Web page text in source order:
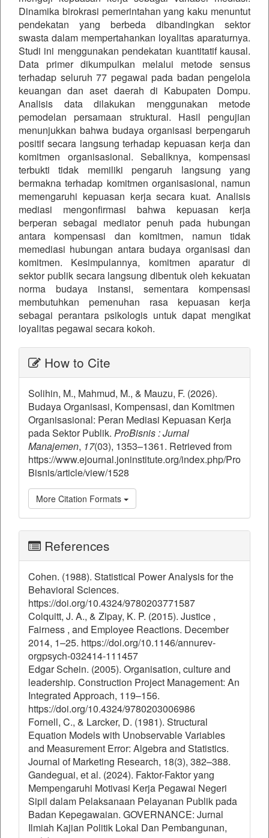
Dinamika birokrasi pemerintahan yang kaku menuntut
pendekatan yang berbeda dibandingkan sektor
swasta dalam mempertahankan loyalitas aparaturnya.
Studi ini menggunakan pendekatan kuantitatif kausal.
Data primer dikumpulkan melalui metode sensus
terhadap seluruh 77 pegawai pada badan pengelola
keuangan dan aset daerah di Kabupaten Dompu.
Analisis data dilakukan menggunakan metode
pemodelan persamaan struktural. Hasil pengujian
menunjukkan bahwa budaya organisasi berpengaruh
positif secara langsung terhadap kepuasan kerja dan
komitmen organisasional. Sebaliknya, kompensasi
terbukti tidak memiliki pengaruh langsung yang
bermakna terhadap komitmen organisasional, namun
memengaruhi kepuasan kerja secara kuat. Analisis
mediasi mengonfirmasi bahwa kepuasan kerja
berperan sebagai mediator penuh pada hubungan
antara kompensasi dan komitmen, namun tidak
memediasi hubungan antara budaya organisasi dan
komitmen. Kesimpulannya, komitmen aparatur di
sektor publik secara langsung dibentuk oleh kekuatan
norma budaya instansi, sementara kompensasi
membutuhkan pemenuhan rasa kepuasan kerja
sebagai perantara psikologis untuk dapat mengikat
loyalitas pegawai secara kokoh.
How to Cite
Solihin, M., Mahmud, M., & Mauzu, F. (2026).
Budaya Organisasi, Kompensasi, dan Komitmen
Organisasional: Peran Mediasi Kepuasan Kerja
pada Sektor Publik. ProBisnis : Jurnal
Manajemen, 17(03), 1353–1361. Retrieved from
https://www.ejournal.joninstitute.org/index.php/Pro
Bisnis/article/view/1528
More Citation Formats
References
Cohen. (1988). Statistical Power Analysis for the
Behavioral Sciences.
https://doi.org/10.4324/9780203771587
Colquitt, J. A., & Zipay, K. P. (2015). Justice ,
Fairness , and Employee Reactions. December
2014, 1–25. https://doi.org/10.1146/annurev-
orgpsych-032414-111457
Edgar Schein. (2005). Organisation, culture and
leadership. Construction Project Management: An
Integrated Approach, 119–156.
https://doi.org/10.4324/9780203006986
Fornell, C., & Larcker, D. (1981). Structural
Equation Models with Unobservable Variables
and Measurement Error: Algebra and Statistics.
Journal of Marketing Research, 18(3), 382–388.
Gandeguai, et al. (2024). Faktor-Faktor yang
Mempengaruhi Motivasi Kerja Pegawai Negeri
Sipil dalam Pelaksanaan Pelayanan Publik pada
Badan Kepegawaian. GOVERNANCE: Jurnal
Ilmiah Kajian Politik Lokal Dan Pembangunan,